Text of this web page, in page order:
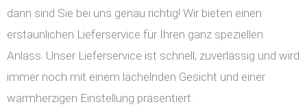
dann sind Sie bei uns genau richtig! Wir bieten einen
erstaunlichen Lieferservice für Ihren ganz speziellen
Anlass. Unser Lieferservice ist schnell, zuverlässig und wird
immer noch mit einem lächelnden Gesicht und einer
warmherzigen Einstellung präsentiert.